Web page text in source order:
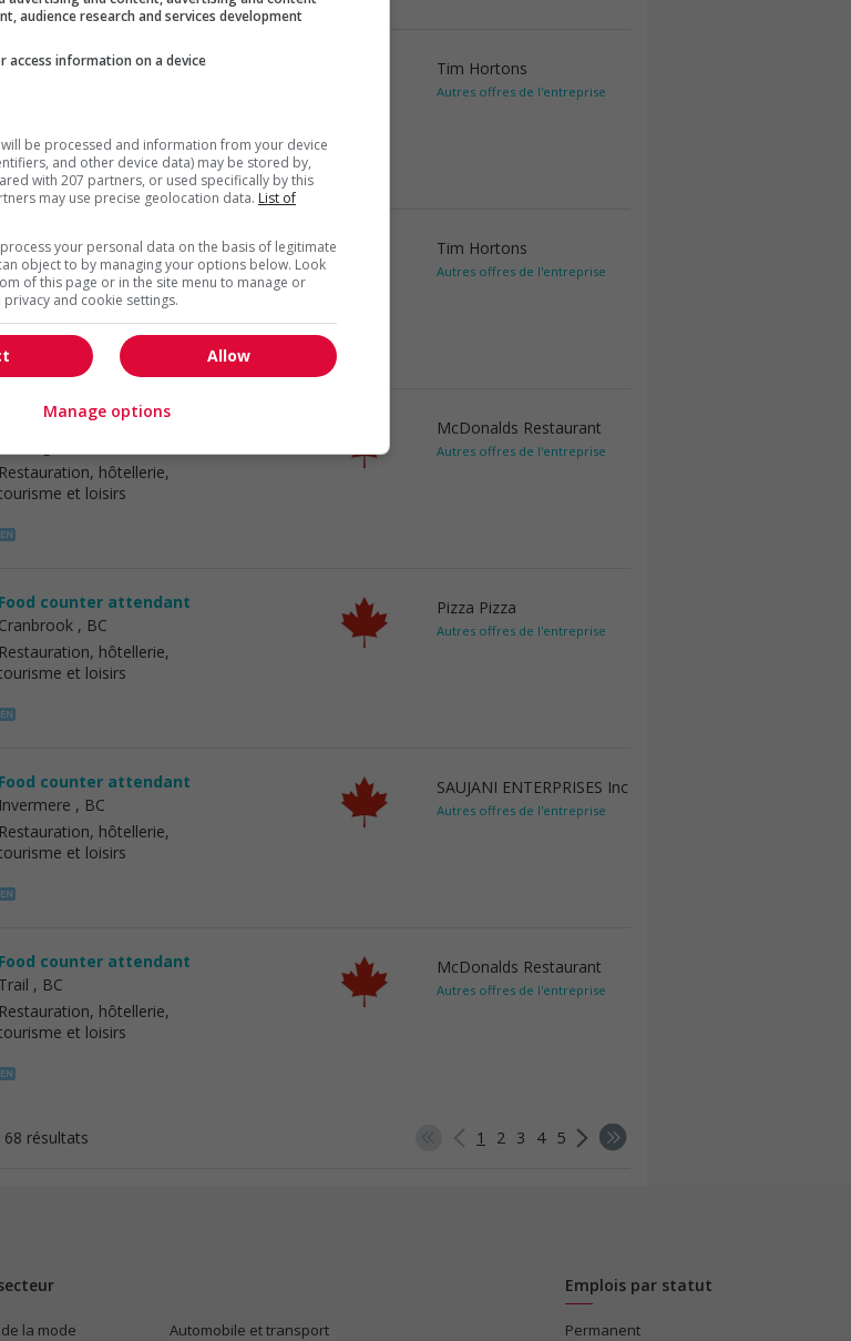
counter attendant
tourisme et loisirs
Tim Hortons
Autres offres de l'entreprise
Food counter attendant
, BC
hôtellerie,
tourisme et loisirs
Tim Hortons
Autres offres de l'entreprise
Food counter attendant
Restauration, hôtellerie,
et loisirs
McDonalds Restaurant
Autres offres de l'entreprise
Food counter attendant
Cranbrook , BC
Restauration, hôtellerie,
et loisirs
Pizza Pizza
Autres offres de l'entreprise
Food counter attendant
Invermere , BC
Restauration, hôtellerie,
et loisirs
SAUJANI ENTERPRISES Inc
Autres offres de l'entreprise
Food counter attendant
Trail , BC
Restauration, hôtellerie,
et loisirs
McDonalds Restaurant
Autres offres de l'entreprise
68 résultats 1 2 3 4 5
la mode Automobile et transport
Emplois par statut
Permanent
audience research and services development
access information on a device
be processed and information from your device
and other device data) may be stored by,
with 207 partners, or used specifically by this
may use precise geolocation data. List of
your personal data on the basis of legitimate
object to by managing your options below. Look
of this page or in the site menu to manage or
and cookie settings.
Allow
Manage options